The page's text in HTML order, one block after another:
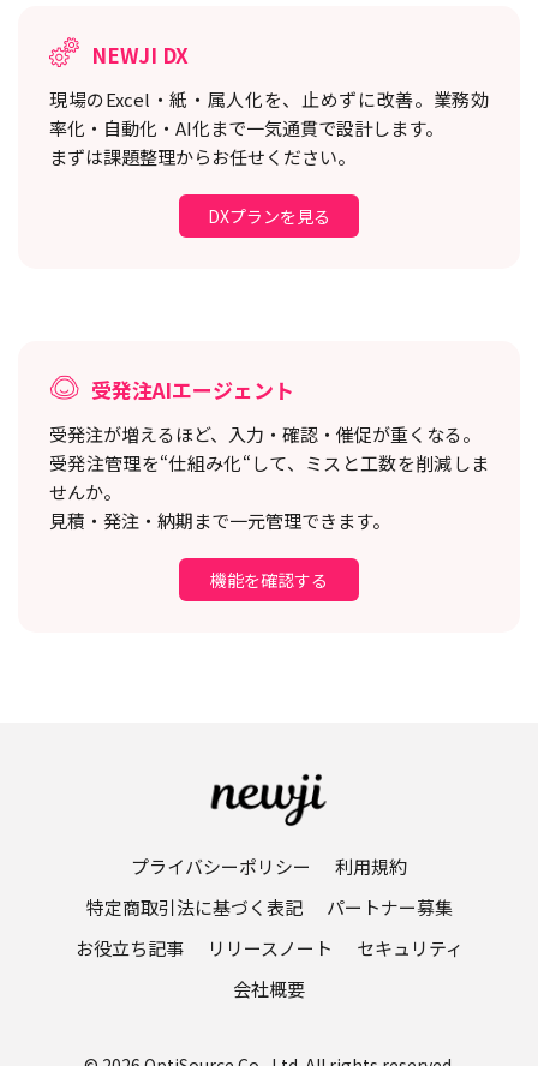
NEWJI DX
現場のExcel・紙・属人化を、止めずに改善。 業務効
率化・自動化・AI化まで一気通貫で設計します。
まずは課題整理からお任せください。
DXプランを見る
受発注AIエージェント
受発注が増えるほど、入力・確認・催促が重くなる。
受発注管理を“仕組み化“して、ミスと工数を削減しま
せんか。
見積・発注・納期まで一元管理できます。
機能を確認する
プライバシーポリシー
利用規約
特定商取引法に基づく表記
パートナー募集
お役立ち記事
リリースノート
セキュリティ
会社概要